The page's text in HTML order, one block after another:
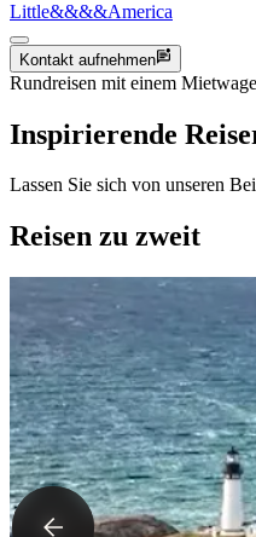
Little&&&&America
Kontakt aufnehmen
Rundreisen mit einem
Inspirierende
Lassen Sie sich von unseren
Reisen zu zweit
View 3 Wochen &&& Der
Nordwesten zu zweit